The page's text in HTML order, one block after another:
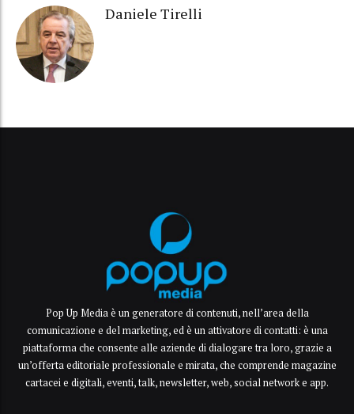
Daniele Tirelli
Pop Up Media è un generatore di contenuti, nell’area della
comunicazione e del marketing, ed è un attivatore di contatti: è una
piattaforma che consente alle aziende di dialogare tra loro, grazie a
un’offerta editoriale professionale e mirata, che comprende magazine
cartacei e digitali, eventi, talk, newsletter, web, social network e app.